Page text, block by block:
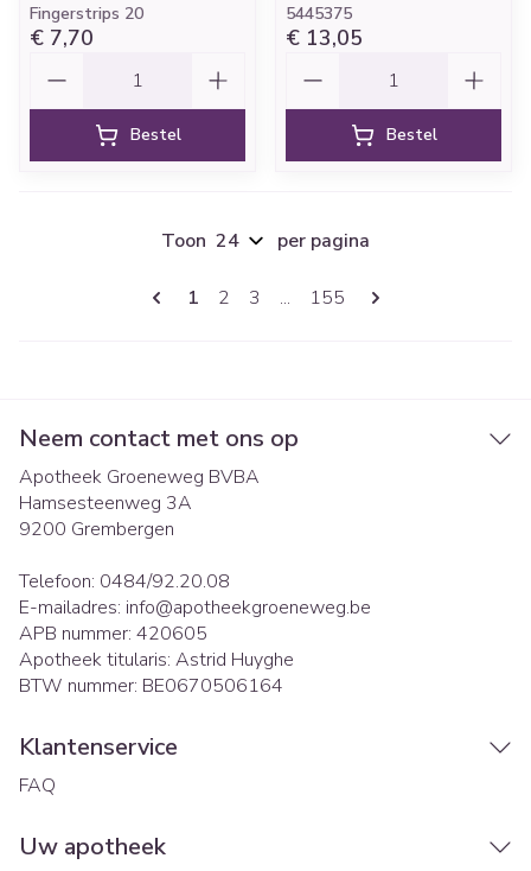
Fingerstrips 20
€ 7,70
Bestel
5445375
€ 13,05
Bestel
Pagina's
U lees momenteel pagina
1 Pagina
2 Pagina
3 ... Pagina
155
Toon per pagina
Neem contact met ons op
Apotheek Groeneweg BVBA
Hamsesteenweg 3A
9200 Grembergen
Telefoon: 0484/92.20.08
E-mailadres: info@apotheekgroeneweg.be
APB nummer: 420605
Apotheek titularis: Astrid Huyghe
BTW nummer: BE0670506164
Klantenservice
FAQ
Uw apotheek